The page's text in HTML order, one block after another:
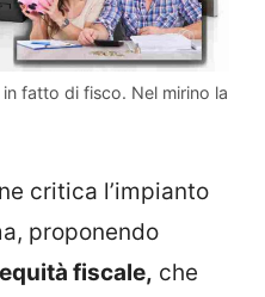
in fatto di fisco. Nel mirino la
critica l’impianto
proponendo
fiscale, che